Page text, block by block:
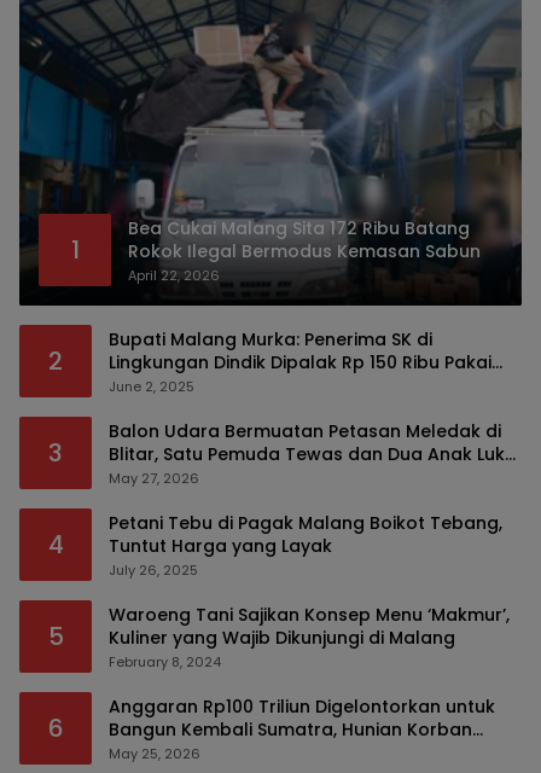
1
Bea Cukai Malang Sita 172 Ribu Batang
Rokok Ilegal Bermodus Kemasan Sabun
April 22, 2026
2
Bupati Malang Murka: Penerima SK di
Lingkungan Dindik Dipalak Rp 150 Ribu Pakai
Modus Tumpengan, KPK Turut Pantau
June 2, 2025
3
Balon Udara Bermuatan Petasan Meledak di
Blitar, Satu Pemuda Tewas dan Dua Anak Luka
Serius
May 27, 2026
4
Petani Tebu di Pagak Malang Boikot Tebang,
Tuntut Harga yang Layak
July 26, 2025
5
Waroeng Tani Sajikan Konsep Menu ‘Makmur’,
Kuliner yang Wajib Dikunjungi di Malang
February 8, 2024
6
Anggaran Rp100 Triliun Digelontorkan untuk
Bangun Kembali Sumatra, Hunian Korban
Bencana Bakal Difokuskan
May 25, 2026